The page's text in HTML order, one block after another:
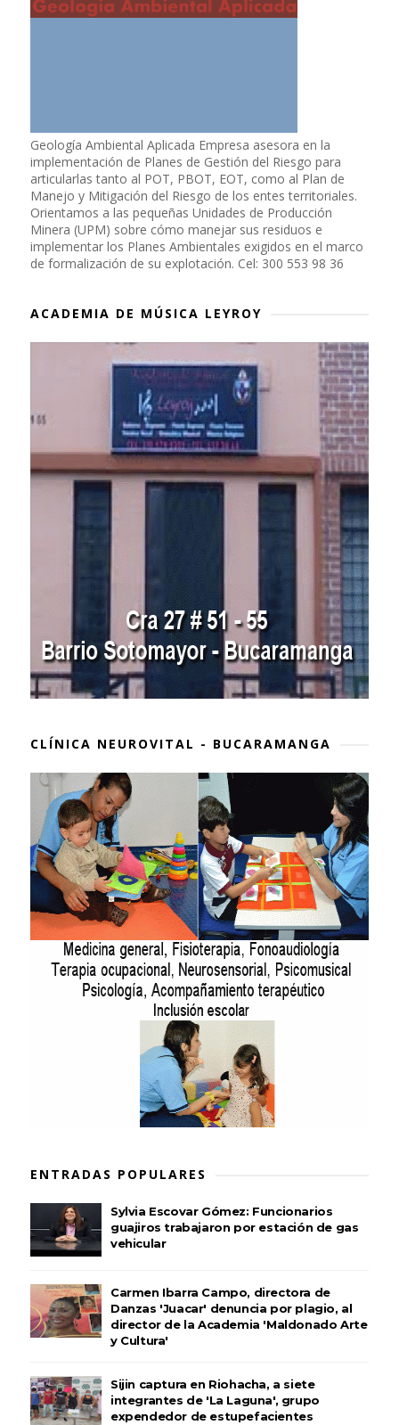
Geología Ambiental Aplicada Empresa asesora en la
implementación de Planes de Gestión del Riesgo para
articularlas tanto al POT, PBOT, EOT, como al Plan de
Manejo y Mitigación del Riesgo de los entes territoriales.
Orientamos a las pequeñas Unidades de Producción
Minera (UPM) sobre cómo manejar sus residuos e
implementar los Planes Ambientales exigidos en el marco
de formalización de su explotación. Cel: 300 553 98 36
ACADEMIA DE MÚSICA LEYROY
CLÍNICA NEUROVITAL - BUCARAMANGA
ENTRADAS POPULARES
Sylvia Escovar Gómez: Funcionarios
guajiros trabajaron por estación de gas
vehicular
Carmen Ibarra Campo, directora de
Danzas 'Juacar' denuncia por plagio, al
director de la Academia 'Maldonado Arte
y Cultura'
Sijin captura en Riohacha, a siete
integrantes de 'La Laguna', grupo
expendedor de estupefacientes